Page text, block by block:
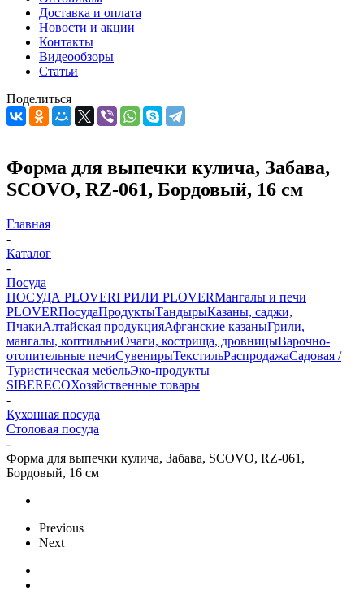
Доставка и оплата
Новости и акции
Контакты
Видеообзоры
Статьи
Поделиться
Форма для выпечки кулича, Забава,
SCOVO, RZ-061, Бордовый, 16 см
Главная
-
Каталог
-
Посуда
ПОСУДА PLOVERГРИЛИ PLOVERМангалы и печи
PLOVERПосудаПродуктыТандырыКазаны, саджи,
ПчакиАлтайская продукцияАфганские казаныГрили,
мангалы, коптильниОчаги, кострища, дровницыВарочно-
отопительные печиСувенирыТекстильРаспродажаСадовая /
Туристическая мебельЭко-продукты
SIBERECOХозяйственные товары
-
Кухонная посуда
Столовая посуда
-
Форма для выпечки кулича, Забава, SCOVO, RZ-061,
Бордовый, 16 см
Previous
Next